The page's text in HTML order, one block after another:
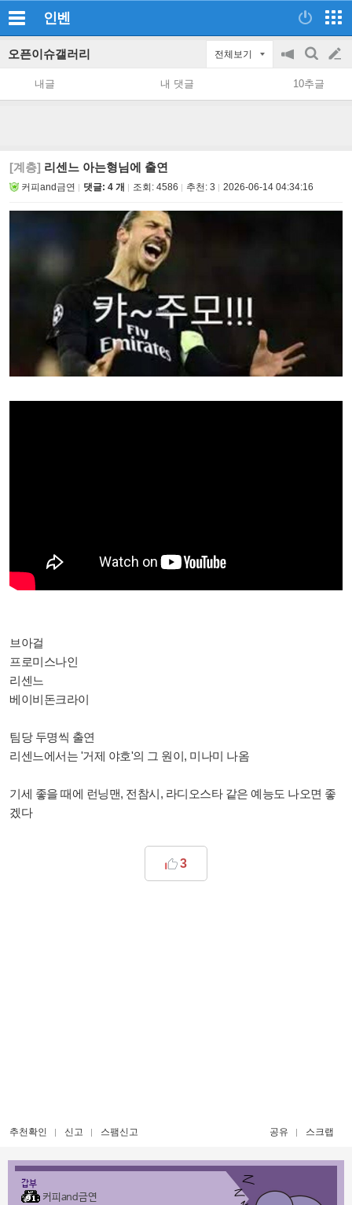
인벤
오픈이슈갤러리 전체보기
공
지
on/off
검
색
글
쓰
내글 내 댓글 10추글
[계층] 리센느 아는형님에 출연
커피and금연 댓글: 4 개 조회: 4586 추천: 3 2026-06-14 04:34:16
브아걸
프로미스나인
리센느
베이비돈크라이
팀당 두명씩 출연
리센느에서는 '거제 야호'의 그 원이, 미나미 나옴
기세 좋을 때에 런닝맨, 전참시, 라디오스타 같은 예능도 나오면 좋
겠다
3
추천확인 신고 스팸신고 공유 스크랩
갑부
커피and금연